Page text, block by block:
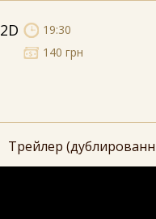
2D
19:30
140 грн
Трейлер